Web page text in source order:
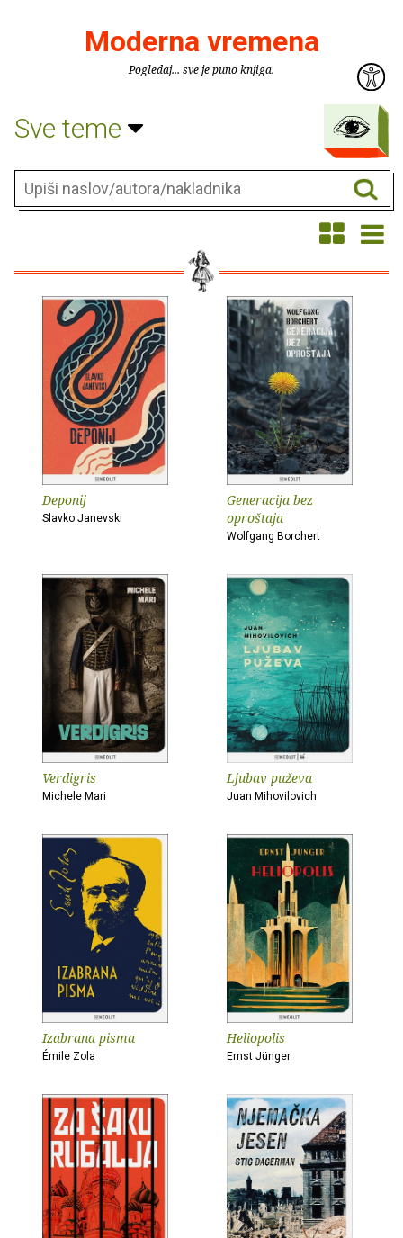
Moderna vremena
Pogledaj... sve je puno knjiga.
Sve teme
Deponij
Slavko Janevski
Generacija bez
oproštaja
Wolfgang Borchert
Verdigris
Michele Mari
Ljubav puževa
Juan Mihovilovich
Izabrana pisma
Émile Zola
Heliopolis
Ernst Jünger